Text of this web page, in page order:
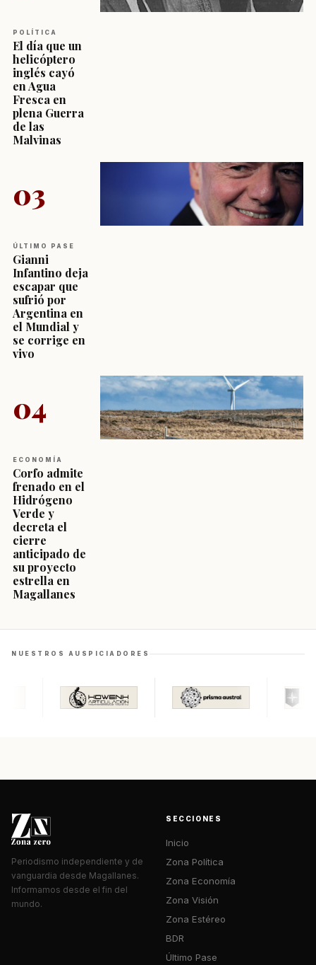
POLÍTICA
El día que un
helicóptero
inglés cayó
en Agua
Fresca en
plena Guerra
de las
Malvinas
03
ÚLTIMO PASE
Gianni
Infantino deja
escapar que
sufrió por
Argentina en
el Mundial y
se corrige en
vivo
04
ECONOMÍA
Corfo admite
frenado en el
Hidrógeno
Verde y
decreta el
cierre
anticipado de
su proyecto
estrella en
Magallanes
NUESTROS AUSPICIADORES
Periodismo independiente y de
vanguardia desde Magallanes.
Informamos desde el fin del
mundo.
SECCIONES
Inicio
Zona Política
Zona Economía
Zona Visión
Zona Estéreo
BDR
Último Pase